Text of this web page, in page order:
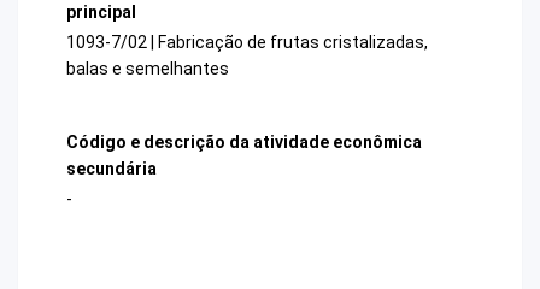
principal
1093-7/02 | Fabricação de frutas cristalizadas,
balas e semelhantes
Código e descrição da atividade econômica
secundária
-